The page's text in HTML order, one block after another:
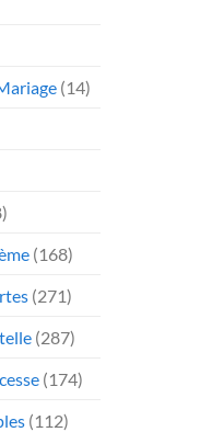
(14)
(168)
(271)
(287)
(174)
(112)